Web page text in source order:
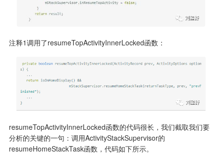
注释1调用了resumeTopActivityInnerLocked函数：
resumeTopActivityInnerLocked函数的代码很长，我们截取我们要
分析的关键的一句：调用ActivityStackSupervisor的
resumeHomeStackTask函数，代码如下所示。